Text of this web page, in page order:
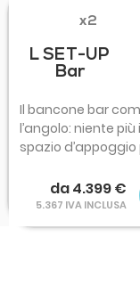
x2
L SET-UP
Bar
Il bancone bar
l’angolo: niente
spazio
da 4.399 €
5.367 IVA INCLUSA